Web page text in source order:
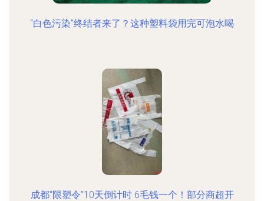
“白色污染”终结者来了？这种塑料袋用完可泡水喝
成都“限塑令”10天倒计时 6毛钱一个！部分商超开